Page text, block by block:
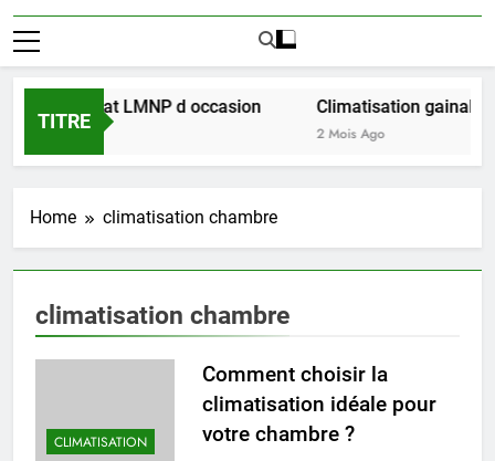
TITRE
l achat LMNP d occasion Climatisation gainable
2 Mois Ago
Home climatisation chambre
climatisation chambre
CLIMATISATION
Comment choisir la
climatisation idéale pour
votre chambre ?